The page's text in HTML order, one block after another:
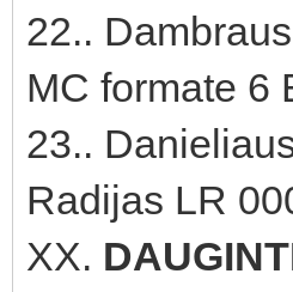
22..
MC formate 6
23..
Radijas LR
XX.